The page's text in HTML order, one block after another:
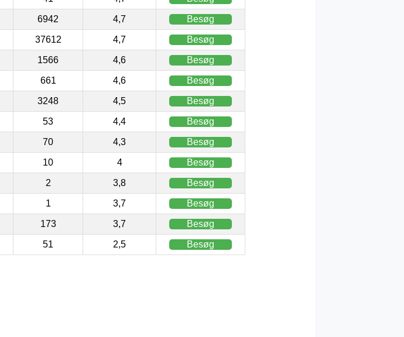
6942 4,7 Besøg
37612 4,7 Besøg
1566 4,6 Besøg
661 4,6 Besøg
3248 4,5 Besøg
53 4,4 Besøg
70 4,3 Besøg
10 4 Besøg
2 3,8 Besøg
1 3,7 Besøg
173 3,7 Besøg
51 2,5 Besøg